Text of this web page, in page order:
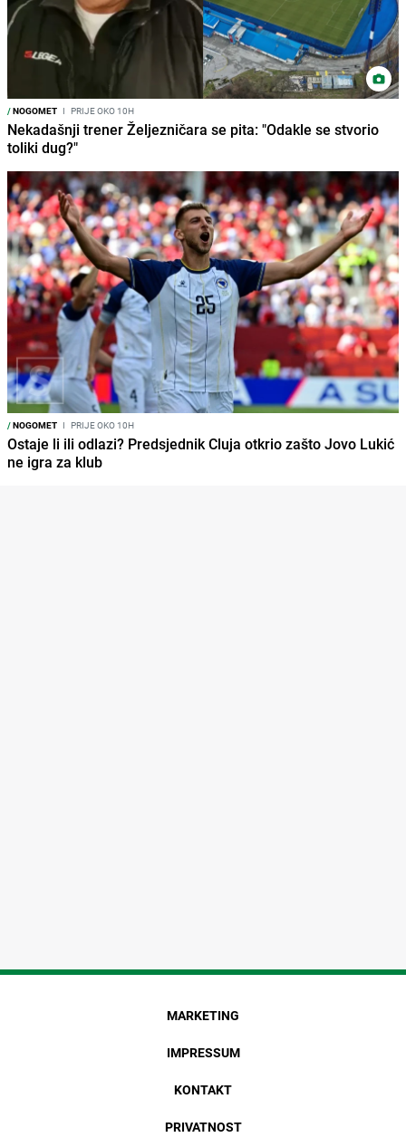
/NOGOMET I PRIJE OKO 10H
Nekadašnji trener Željezničara se pita: "Odakle se stvorio
toliki dug?"
/NOGOMET I PRIJE OKO 10H
Ostaje li ili odlazi? Predsjednik Cluja otkrio zašto Jovo Lukić
ne igra za klub
MARKETING
IMPRESSUM
KONTAKT
PRIVATNOST